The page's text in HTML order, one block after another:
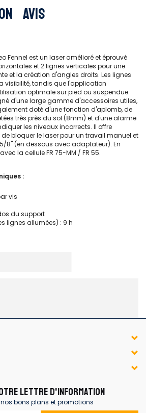
Avis
Fennel est un laser amélioré et éprouvé
et 2 lignes verticales pour une
et la création d'angles droits. Les lignes
visibilité, tandis que l'application
optimale sur pied ou suspendue.
d'une large gamme d'accessoires utiles,
doté d'une fonction d'aplomb, de
très près du sol (8mm) et d'une alarme
les niveaux incorrects. Il offre
bloquer le laser pour un travail manuel et
8'' (en dessous avec adaptateur). En
la cellule FR 75-MM / FR 55.
:
vis
du support
lignes allumées) : 9 h
LETTRE D'INFORMATION
bons plans et promotions